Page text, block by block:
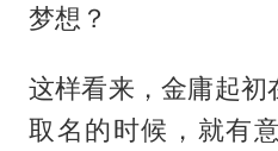
梦想？
这样看来，金庸起初
取名的时候，就有